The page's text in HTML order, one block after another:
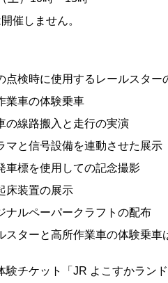
催しません。
検時に使用するレールスター
業車の体験乗車
線路搬入と走行の実演
と信号設備を連動させた展示
標を使用しての記念撮影
床装置の展示
ルペーパークラフトの配布
ターと高所作業車の体験乗車
験チケット「JR よこすかラン